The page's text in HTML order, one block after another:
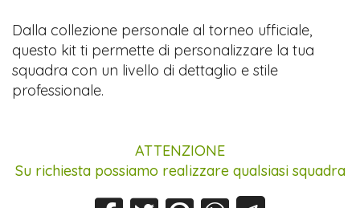
Dalla collezione personale al torneo ufficiale,
questo kit ti permette di personalizzare la tua
squadra con un livello di dettaglio e stile
professionale.
ATTENZIONE
Su richiesta possiamo realizzare qualsiasi squadra